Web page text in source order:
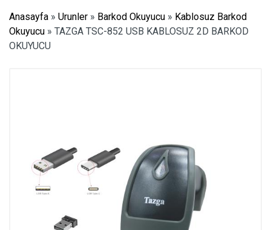
Anasayfa » Urunler » Barkod Okuyucu » Kablosuz Barkod
Okuyucu » TAZGA TSC-852 USB KABLOSUZ 2D BARKOD
OKUYUCU